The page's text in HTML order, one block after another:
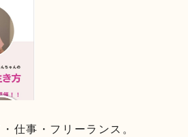
仕事・フリーランス。